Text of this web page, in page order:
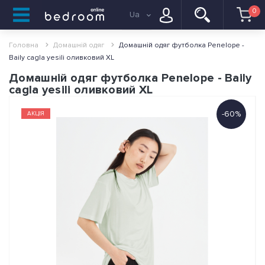
Ua 0
Головна Домашній одяг
Домашній одяг футболка Penelope -
Baily cagla yesili оливковий XL
Домашній одяг футболка Penelope - Baily
cagla yesili оливковий XL
-60%
АКЦІЯ